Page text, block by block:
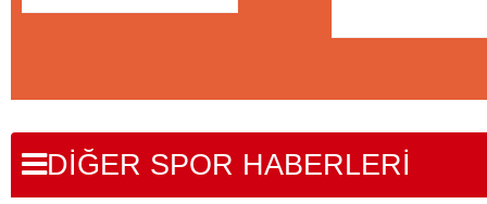
DİĞER SPOR HABERLERİ